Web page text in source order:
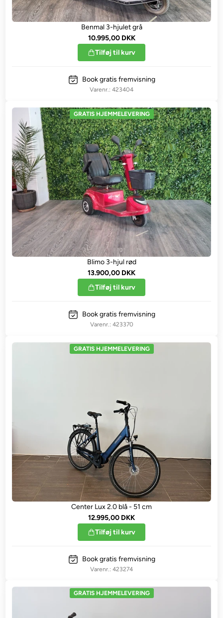
Benmal 3-hjulet grå
10.995,00 DKK
Tilføj til kurv
Book gratis fremvisning
423404
GRATIS HJEMMELEVERING
Blimo 3-hjul rød
13.900,00 DKK
Tilføj til kurv
Book gratis fremvisning
423370
GRATIS HJEMMELEVERING
Center Lux 2.0 blå - 51 cm
12.995,00 DKK
Tilføj til kurv
Book gratis fremvisning
423274
GRATIS HJEMMELEVERING